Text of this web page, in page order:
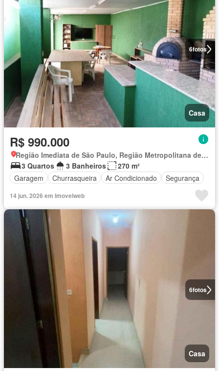
6fotos
Casa
R$ 990.000
Região Imediata de São Paulo, Região Metropolitana de São Paulo
3 Quartos
3 Banheiros
270 m²
Garagem
Churrasqueira Ar Condicionado Segurança
14 jun. 2026 em Imovelweb
6fotos
Casa